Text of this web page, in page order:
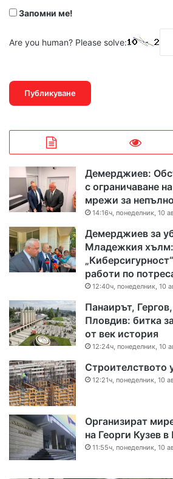
Запомни ме!
Are you human? Please solve:
Демерджиев:
с ограничаване
мрежи за
14:16ч, понеделник, 10
Демерджиев за
Младежкия
работи по
12:40ч, понеделник, 10
Панаирът,
Пловдив: битка
от век история
12:24ч, понеделник, 10
Строителството
12:21ч, понеделник, 10
Организират
на Георги Кузев
11:55ч, понеделник, 10